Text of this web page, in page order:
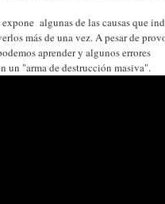
algunas de las causas que
más de una vez. A pesar de
aprender y algunos errores
un "arma de destrucción masiva".